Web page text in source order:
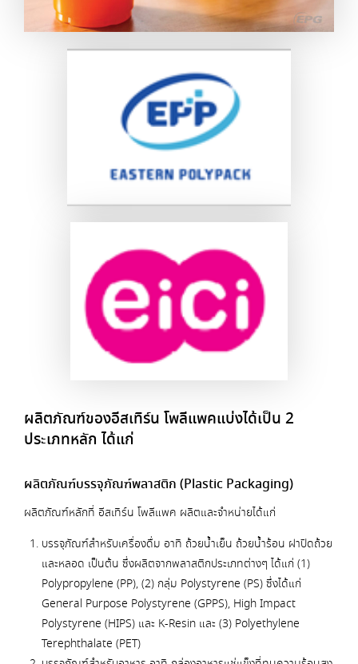
ผลิตภัณฑ์ของอีสเทิร์น โพลีแพคแบ่งได้เป็น 2
ประเภทหลัก ได้แก่
ผลิตภัณฑ์บรรจุภัณฑ์พลาสติก (Plastic Packaging)
ผลิตภัณฑ์หลักที่ อีสเทิร์น โพลีแพค ผลิตและจำหน่ายได้แก่
บรรจุภัณฑ์สำหรับเครื่องดื่ม อาทิ ถ้วยน้ำเย็น ถ้วยน้ำร้อน ฝาปิดถ้วย
และหลอด เป็นต้น ซึ่งผลิตจากพลาสติกประเภทต่างๆ ได้แก่ (1)
Polypropylene (PP), (2) กลุ่ม Polystyrene (PS) ซึ่งได้แก่
General Purpose Polystyrene (GPPS), High Impact
Polystyrene (HIPS) และ K-Resin และ (3) Polyethylene
Terephthalate (PET)